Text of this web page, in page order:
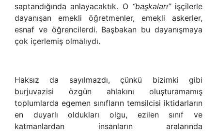
saptandığında anlayacaktık. O “başkaları”işçilerle
dayanışan emekli öğretmenler, emekli askerler,
esnaf ve öğrencilerdi. Başbakan bu dayanışmaya
çok içerlemiş olmalıydı.
Haksız da sayılmazdı, çünkü bizimki gibi
burjuvazisi özgün ahlakını oluşturamamış
toplumlarda egemen sınıfların temsilcisi iktidarların
en duyarlı oldukları olgu, ezilen sınıf ve
katmanlardan insanların aralarında